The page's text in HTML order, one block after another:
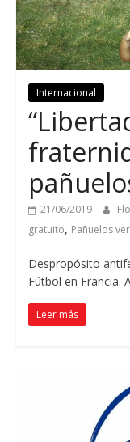
Internacional
21/06/2019
gratuito, Pañuelos
Despropósito
Fútbol en Francia.
Leer más